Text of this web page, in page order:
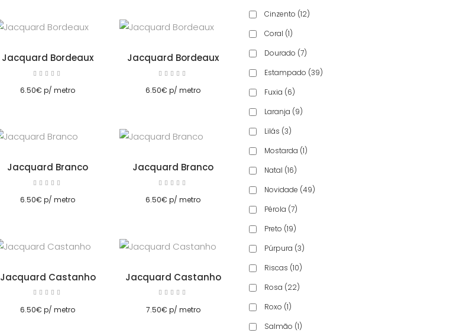
Jacquard Bordeaux
de 5
6.50€ p/ metro
Jacquard Bordeaux
de 5
6.50€ p/ metro
Jacquard Branco
de 5
6.50€ p/ metro
Jacquard Branco
de 5
6.50€ p/ metro
Jacquard Castanho
de 5
6.50€ p/ metro
Jacquard Castanho
de 5
7.50€ p/ metro
Cinzento (12)
Coral (1)
Dourado (7)
Estampado (39)
Fuxia (6)
Laranja (9)
Lilás (3)
Mostarda (1)
Natal (16)
Novidade (49)
Pérola (7)
Preto (19)
Púrpura (3)
Riscas (10)
Rosa (22)
Roxo (1)
Salmão (1)